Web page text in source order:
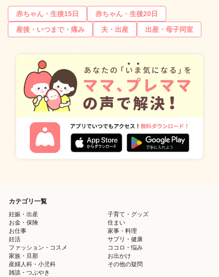
赤ちゃん・生後15日
赤ちゃん・生後20日
産後・いつまで・痛み
夫・出産 出産・母子同室
カテゴリ一覧
妊娠・出産
子育て・グッズ
お金・保険
住まい
お仕事
家事・料理
妊活
サプリ・健康
ファッション・コスメ
ココロ・悩み
家族・旦那
お出かけ
産婦人科・小児科
その他の疑問
雑談・つぶやき